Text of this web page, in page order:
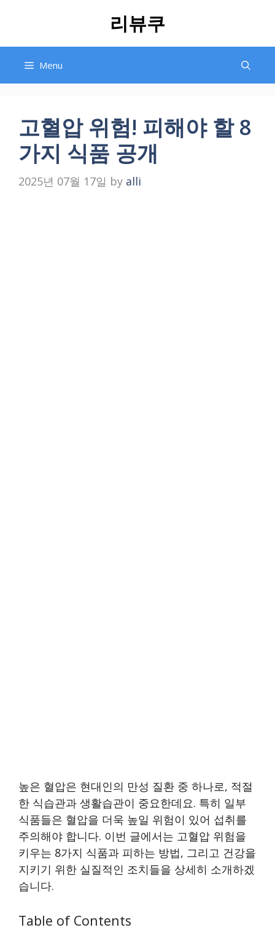
리뷰쿠
Menu
고혈압 위험! 피해야 할 8
가지 식품 공개
2025년 07월 17일 by alli
높은 혈압은 현대인의 만성 질환 중 하나로, 적절
한 식습관과 생활습관이 중요한데요. 특히 일부
식품들은 혈압을 더욱 높일 위험이 있어 섭취를
주의해야 합니다. 이번 글에서는 고혈압 위험을
키우는 8가지 식품과 피하는 방법, 그리고 건강을
지키기 위한 실질적인 조치들을 상세히 소개하겠
습니다.
Table of Contents